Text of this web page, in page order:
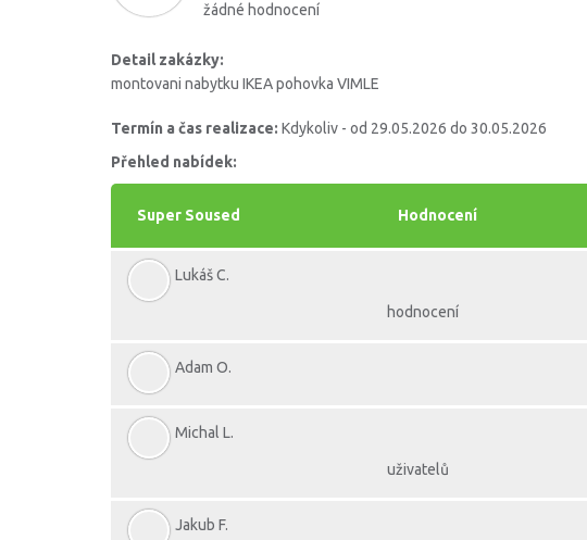
žádné hodnocení
Detail zakázky:
montovani nabytku IKEA pohovka VIMLE
Termín a čas realizace: Kdykoliv - od 29.05.2026 do 30.05.2026
Přehled nabídek:
Super Soused Hodnocení
Lukáš C.
hodnocení
Adam O.
Michal L.
uživatelů
Jakub F.